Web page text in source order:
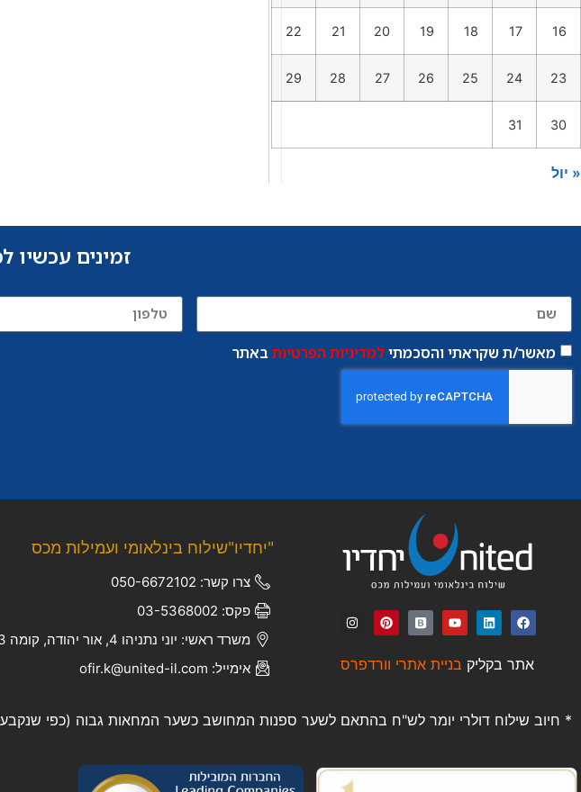
16
17
18
19
20
21
22
23
24
25
26
27
28
29
30
31
« יול
זמינים
מאשר/ת שקראתי והסכמתילמדיניות הפרטיותבאתר
אתר בקליק בניית אתרי וורדפרס
"יחדיו"שילוח בינלאומי ועמילות מכס
צרו קשר: 050-6672102
פקס: 03-5368002
משרד ראשי: יוני נתניהו 4, אור יהודה, קומה 3
אימייל: ofir.k@united-il.com
* חיוב שילוח דולרי יומר לש"ח בהתאם לשער ספנות המחושב כשער המחאות גבוה (כפי שנקבע